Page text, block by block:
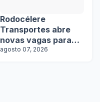
Rodocélere
Transportes abre
novas vagas para
motoristas
agosto 07, 2026